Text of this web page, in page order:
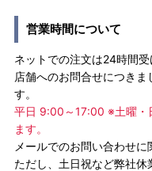
営業時間について
ネットでの注文は24時間受
店舗へのお問合せにつき
す。
平日 9:00～17:00 ※土曜・
ます。
メールでのお問い合わせに
ただし、土日祝など弊社